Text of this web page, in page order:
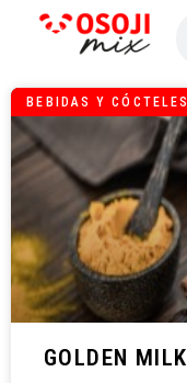
BEBIDAS Y CÓCTELES
GOLDEN MILK